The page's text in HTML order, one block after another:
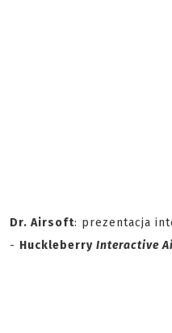
Dr. Airsoft: prezentacja
- Huckleberry Interactive